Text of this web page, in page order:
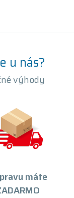
u nás?
výhody
máte